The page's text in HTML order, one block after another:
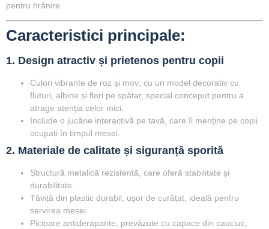
pentru hrănire.
Caracteristici principale:
1. Design atractiv și prietenos pentru copii
Culori vibrante de roz și mov, cu un model decorativ cu
fluturi, albine și flori pe spătar, special conceput pentru a
atrage atenția celor mici.
Include o jucărie interactivă pe tavă, care îi menține pe copii
ocupați în timpul mesei.
2. Materiale de calitate și siguranță sporită
Structură metalică rezistentă, care oferă stabilitate și
durabilitate.
Tăviță din plastic durabil, ușor de curățat, ideală pentru
servirea mesei.
Picioare antiderapante, prevăzute cu capace din cauciuc,